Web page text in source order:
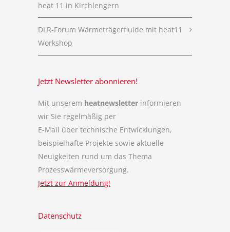
heat 11 in Kirchlengern
DLR-Forum Wärmeträgerfluide mit heat11
Workshop
Jetzt Newsletter abonnieren!
Mit unserem heatnewsletter informieren
wir Sie regelmäßig per
E-Mail über technische Entwicklungen,
beispielhafte Projekte sowie aktuelle
Neuigkeiten rund um das Thema
Prozesswärmeversorgung.
Jetzt zur Anmeldung!
Datenschutz